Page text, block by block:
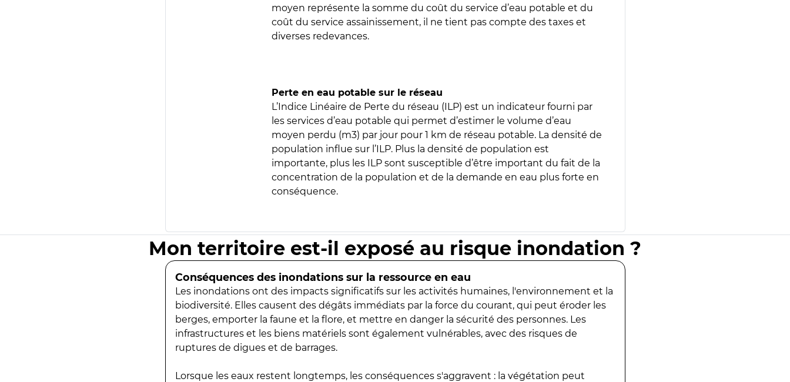
moyen représente la somme du coût du service d’eau potable et du
coût du service assainissement, il ne tient pas compte des taxes et
diverses redevances.
Perte en eau potable sur le réseau
L’Indice Linéaire de Perte du réseau (ILP) est un indicateur fourni par
les services d’eau potable qui permet d’estimer le volume d’eau
moyen perdu (m3) par jour pour 1 km de réseau potable. La densité de
population influe sur l’ILP. Plus la densité de population est
importante, plus les ILP sont susceptible d’être important du fait de la
concentration de la population et de la demande en eau plus forte en
conséquence.
Mon territoire est-il exposé au risque inondation ?
Conséquences des inondations sur la ressource en eau
Les inondations ont des impacts significatifs sur les activités humaines, l'environnement et la
biodiversité. Elles causent des dégâts immédiats par la force du courant, qui peut éroder les
berges, emporter la faune et la flore, et mettre en danger la sécurité des personnes. Les
infrastructures et les biens matériels sont également vulnérables, avec des risques de
ruptures de digues et de barrages.
Lorsque les eaux restent longtemps, les conséquences s'aggravent : la végétation peut